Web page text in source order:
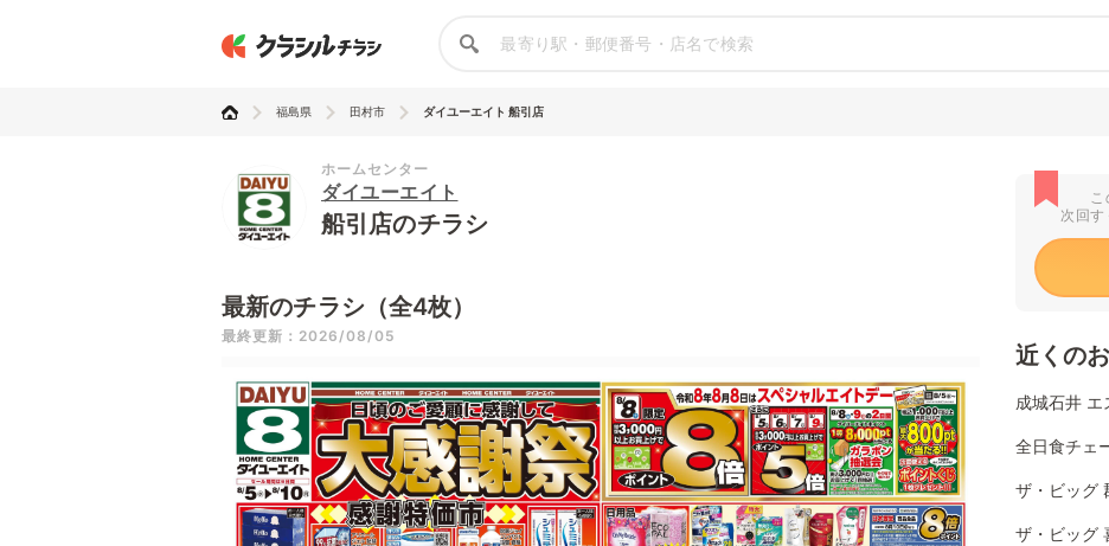
福島県 田村市 ダイユーエイト 船引店
ホームセンター
ダイユーエイト
船引店のチラシ
最新のチラシ（全4枚）
最終更新：2026/08/05
こ
次回す
近くの
成城石井 エ
全日食チェ
ザ・ビッグ
ザ・ビッグ